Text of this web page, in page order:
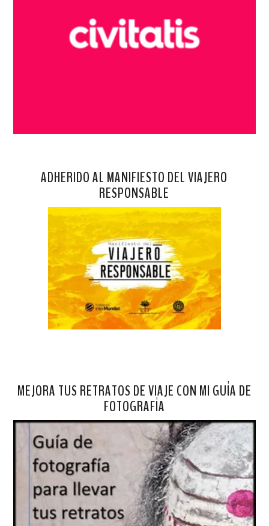
ADHERIDO AL MANIFIESTO DEL VIAJERO
RESPONSABLE
MEJORA TUS RETRATOS DE VIAJE CON MI GUÍA DE
FOTOGRAFÍA